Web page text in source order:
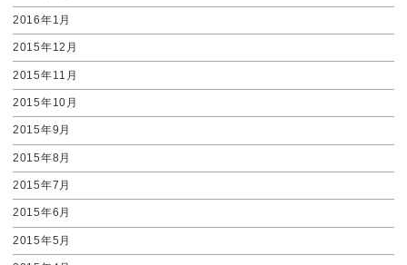
2016年1月
2015年12月
2015年11月
2015年10月
2015年9月
2015年8月
2015年7月
2015年6月
2015年5月